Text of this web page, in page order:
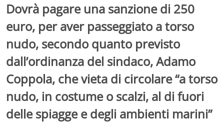
Dovrà pagare una sanzione di 250
euro, per aver passeggiato a torso
nudo, secondo quanto previsto
dall’ordinanza del sindaco, Adamo
Coppola, che vieta di circolare “a torso
nudo, in costume o scalzi, al di fuori
delle spiagge e degli ambienti marini”